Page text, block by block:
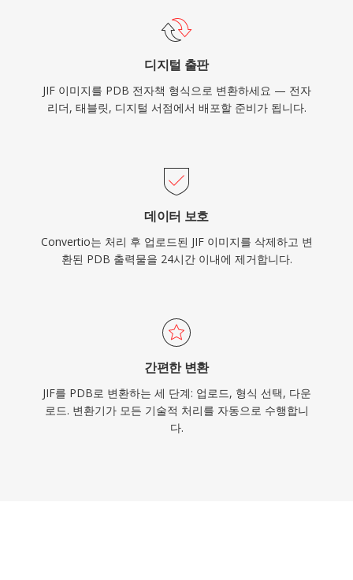
디지털 출판
JIF 이미지를 PDB 전자책 형식으로 변환하세요 — 전자
리더, 태블릿, 디지털 서점에서 배포할 준비가 됩니다.
데이터 보호
Convertio는 처리 후 업로드된 JIF 이미지를 삭제하고 변
환된 PDB 출력물을 24시간 이내에 제거합니다.
간편한 변환
JIF를 PDB로 변환하는 세 단계: 업로드, 형식 선택, 다운
로드. 변환기가 모든 기술적 처리를 자동으로 수행합니
다.